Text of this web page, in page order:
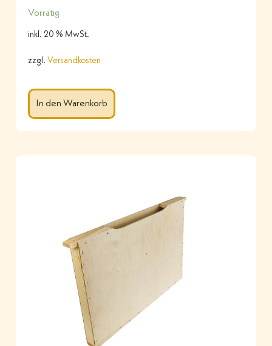
Vorrätig
inkl. 20 % MwSt.
zzgl. Versandkosten
In den Warenkorb